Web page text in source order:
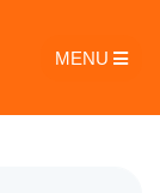
MENU